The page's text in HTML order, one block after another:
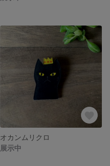
オカンムリクロ
展示中